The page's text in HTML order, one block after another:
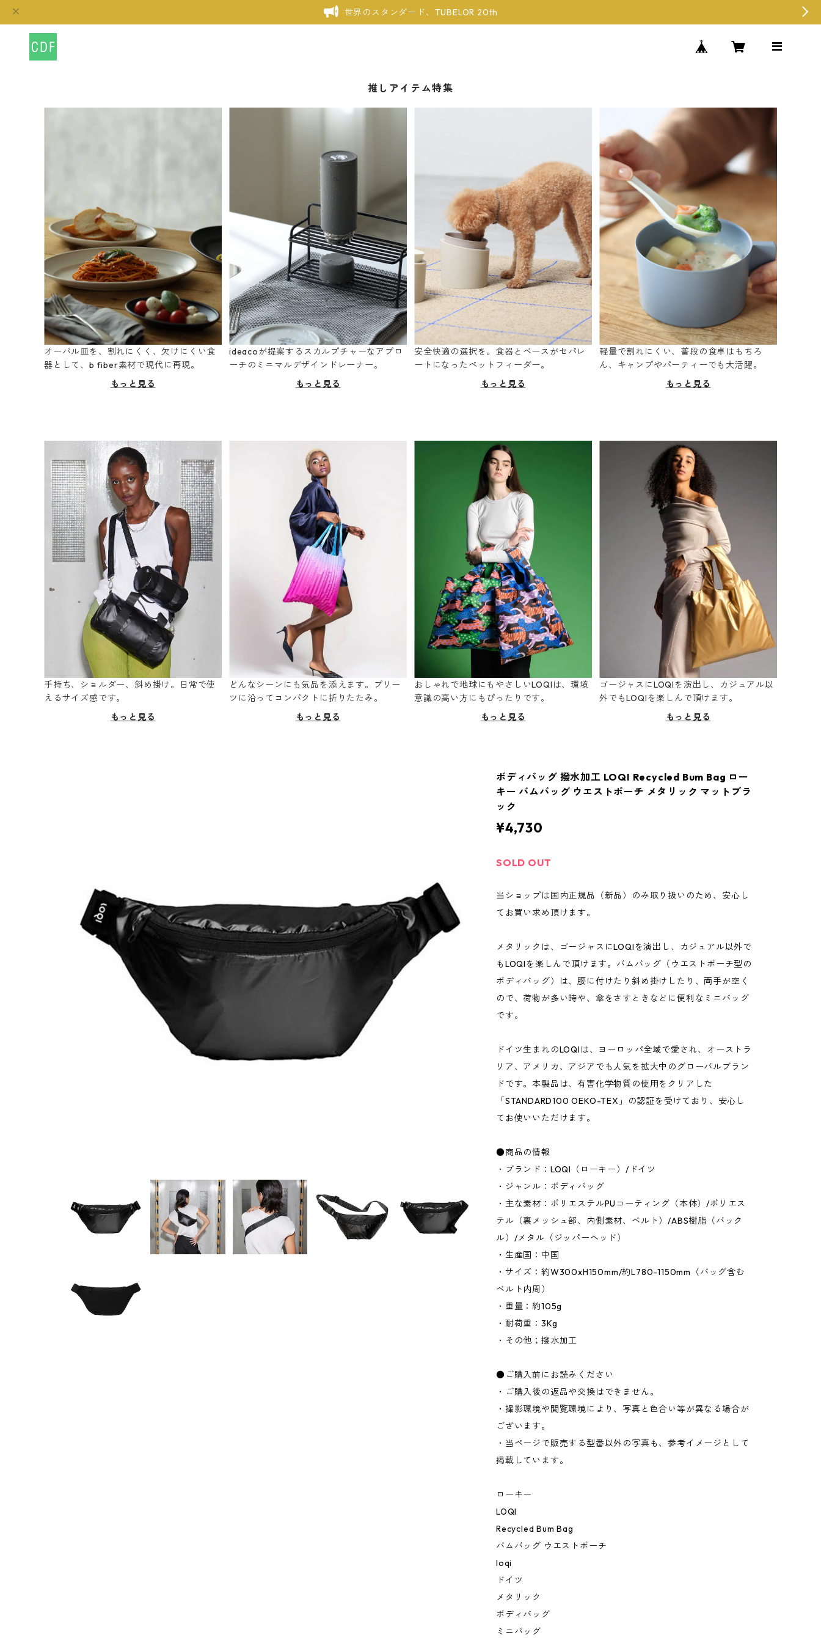
世界のスタンダード、TUBELOR 20th
推しアイテム特集
オーバル皿を、割れにくく、欠けにくい食
器として、b fiber素材で現代に再現。
もっと見る
ideacoが提案するスカルプチャーなアプロ
ーチのミニマルデザインドレーナー。
もっと見る
安全快適の選択を。食器とベースがセパレ
ートになったペットフィーダー。
もっと見る
軽量で割れにくい、普段の食卓はもちろ
ん、キャンプやパーティーでも大活躍。
もっと見る
手持ち、ショルダー、斜め掛け。日常で使
えるサイズ感です。
もっと見る
どんなシーンにも気品を添えます。プリー
ツに沿ってコンパクトに折りたたみ。
もっと見る
おしゃれで地球にもやさしいLOQIは、環境
意識の高い方にもぴったりです。
もっと見る
ゴージャスにLOQIを演出し、カジュアル以
外でもLOQIを楽しんで頂けます。
もっと見る
ボディバッグ 撥水加工 LOQI Recycled Bum Bag ロー
キー バムバッグ ウエストポーチ メタリック マットブラ
ック
¥4,730
SOLD OUT
当ショップは国内正規品（新品）のみ取り扱いのため、安心し
てお買い求め頂けます。
メタリックは、ゴージャスにLOQIを演出し、カジュアル以外で
もLOQIを楽しんで頂けます。バムバッグ（ウエストポーチ型の
ボディバッグ）は、腰に付けたり斜め掛けしたり、両手が空く
ので、荷物が多い時や、傘をさすときなどに便利なミニバッグ
です。
ドイツ生まれのLOQIは、ヨーロッパ全域で愛され、オーストラ
リア、アメリカ、アジアでも人気を拡大中のグローバルブラン
ドです。本製品は、有害化学物質の使用をクリアした
「STANDARD100 OEKO-TEX」の認証を受けており、安心し
てお使いいただけます。
●商品の情報
・ブランド：LOQI（ローキー）/ドイツ
・ジャンル：ボディバッグ
・主な素材：ポリエステルPUコーティング（本体）/ポリエス
テル（裏メッシュ部、内側素材、ベルト）/ABS樹脂（バック
ル）/メタル（ジッパーヘッド）
・生産国：中国
・サイズ：約W300xH150mm/約L780-1150mm（バッグ含む
ベルト内周）
・重量：約105g
・耐荷重：3Kg
・その他；撥水加工
●ご購入前にお読みください
・ご購入後の返品や交換はできません。
・撮影環境や閲覧環境により、写真と色合い等が異なる場合が
ございます。
・当ページで販売する型番以外の写真も、参考イメージとして
掲載しています。
ローキー
LOQI
Recycled Bum Bag
バムバッグ ウエストポーチ
loqi
ドイツ
メタリック
ボディバッグ
ミニバッグ